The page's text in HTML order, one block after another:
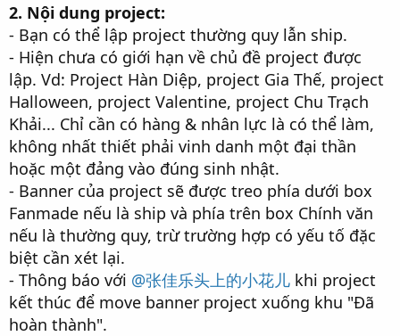
2. Nội dung project:
- Bạn có thể lập project thường quy lẫn ship.
- Hiện chưa có giới hạn về chủ đề project được
lập. Vd: Project Hàn Diệp, project Gia Thế, project
Halloween, project Valentine, project Chu Trạch
Khải... Chỉ cần có hàng & nhân lực là có thể làm,
không nhất thiết phải vinh danh một đại thần
hoặc một đảng vào đúng sinh nhật.
- Banner của project sẽ được treo phía dưới box
Fanmade nếu là ship và phía trên box Chính văn
nếu là thường quy, trừ trường hợp có yếu tố đặc
biệt cần xét lại.
- Thông báo với @张佳乐头上的小花儿 khi project
kết thúc để move banner project xuống khu "Đã
hoàn thành".